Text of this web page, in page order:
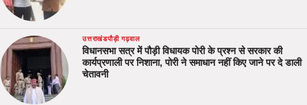
उत्तराखंडपौड़ी गढ़वाल
विधानसभा सत्र में पौड़ी विधायक पोरी के प्रश्न से सरकार की
कार्यप्रणाली पर निशाना, पोरी ने समाधान नहीं किए जाने पर दे डाली
चेतावनी